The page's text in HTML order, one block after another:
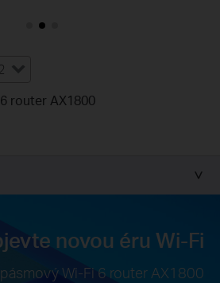
router AX1800
novou éru Wi-Fi
Wi-Fi 6 router AX1800